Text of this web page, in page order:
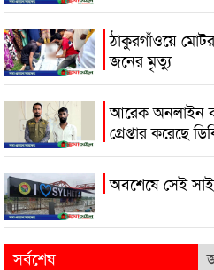
ঠাকুরগাঁওয়ে
জনের মৃত্যু
আরেক অনলাইন
গ্রেপ্তার করেছে
অবশেষে সেই
সর্বশেষ